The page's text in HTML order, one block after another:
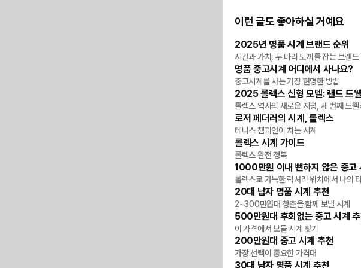
이런 글도 좋아하실 거예요
MD Pick 타임피스
2025년 명품 시계 브랜드 순위
시간과 가치, 두 마리 토끼를 잡는 브랜
MD Pick 타임피스
명품 중고시계 어디에서 사나요?
중고시계를 사는 가장 현명한 방법
타임피스
2025 롤렉스 신형 모델: 랜드
롤렉스 역사의 새로운 지평, 세 번째 드웰
타임피스
로저 페더러의 시계, 롤렉스
테니스 챔피언이 차는 시계
타임피스
롤렉스 시계 가이드
롤렉스 완전 정복
타임피스
1000만원 이내 뻔하지 않은 중고
롤렉스로 가득한 럭셔리 워치에서 나의
타임피스
20대 남자 명품 시계 추천
2~300만원대 청춘을 함께 보낼 시계
타임피스
500만원대 후회없는 중고 시계
이 가격에서 보물 시계 찾기
타임피스
200만원대 중고 시계 추천
가장 선택이 중요한 가격대
30대 남자 명품 시계 추천